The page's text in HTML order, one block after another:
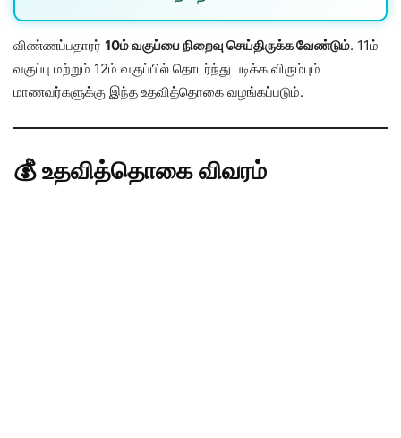
விண்ணப்பதாரர் 10ம் வகுப்பை நிறைவு செய்திருக்க வேண்டும். 11ம்
வகுப்பு மற்றும் 12ம் வகுப்பில் தொடர்ந்து படிக்க விரும்பும்
மாணவர்களுக்கு இந்த உதவித்தொகை வழங்கப்படும்.
💰 உதவித்தொகை விவரம்